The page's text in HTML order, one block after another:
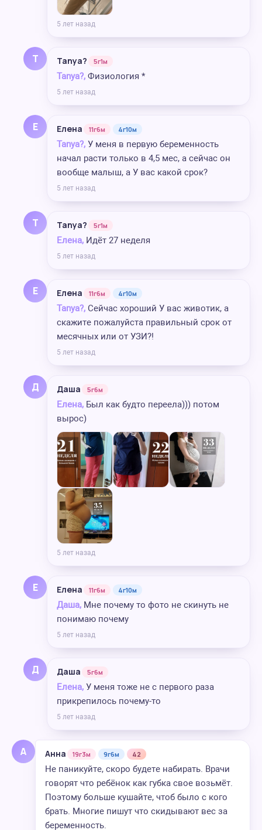
5 лет назад
T Tanya? 5г1м
Tanya?, Физиология *
5 лет назад
Е Елена 11г6м 4г10м
Tanya?, У меня в первую беременность
начал расти только в 4,5 мес, а сейчас он
вообще малыш, а У вас какой срок?
5 лет назад
T Tanya? 5г1м
Елена, Идёт 27 неделя
5 лет назад
Е Елена 11г6м 4г10м
Tanya?, Сейчас хороший У вас животик, а
скажите пожалуйста правильный срок от
месячных или от УЗИ?!
5 лет назад
Д Даша 5г6м
Елена, Был как будто переела))) потом
вырос)
5 лет назад
Е Елена 11г6м 4г10м
Даша, Мне почему то фото не скинуть не
понимаю почему
5 лет назад
Д Даша 5г6м
Елена, У меня тоже не с первого раза
прикрепилось почему-то
5 лет назад
А Анна 19г3м 9г6м 42
Не паникуйте, скоро будете набирать. Врачи
говорят что ребёнок как губка свое возьмёт.
Поэтому больше кушайте, чтоб было с кого
брать. Многие пишут что скидывают вес за
беременность.